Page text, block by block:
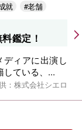
就 #老舗
鑑定！
ィアに出演し
している、...
：株式会社シエロ